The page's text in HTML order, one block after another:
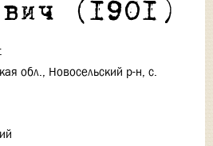
(1901)
обл., Новосельский р-н, с.